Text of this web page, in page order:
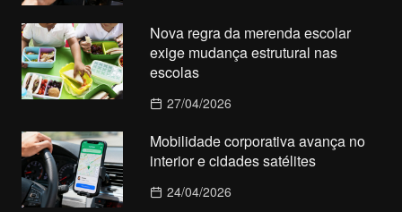
Nova regra da merenda escolar
exige mudança estrutural nas
escolas
27/04/2026
Mobilidade corporativa avança no
interior e cidades satélites
24/04/2026